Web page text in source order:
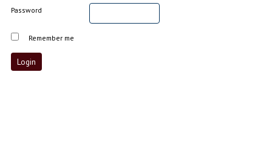
Password
Remember me